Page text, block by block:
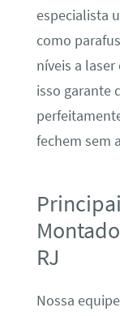
especialista
como
níveis a
isso garante
fechem sem
RJ
Nossa